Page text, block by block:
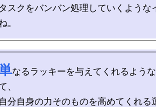
タスクをバンバン処理していくような
なるラッキーを与えてくれるよう
、